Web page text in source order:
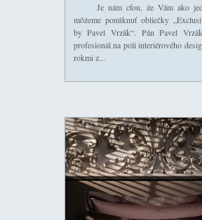
Je nám cťou, že Vám ako
môžeme ponúknuť obliečky
by Pavel Vrzák“. Pán Pavel
profesionál na poli interiérového
rokmi z...